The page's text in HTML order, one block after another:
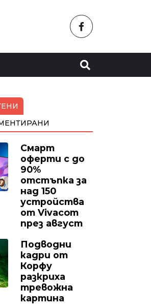
Смарт
оферти с до
90%
отстъпка за
над 150
устройства
от Vivacom
през август
Подводни
кадри от
Корфу
разкриха
тревожна
картина